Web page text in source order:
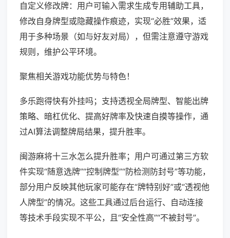
自定义修改牌：用户可输入需求生成专用辅助工具，
修改自身牌型或隐藏操作痕迹，实现“必胜”效果，适
用于多种场景（如与好友对局），但需注意遵守游戏
规则，维护公平环境。
聚焦相关游戏功能优势与特色！
多乐跑得快有外挂吗；支持透视全局牌型、智能出牌
策略、暗杠优化、提高好牌率及快速自摸等操作，通
过AI算法调整牌局结果，提升胜率。
闽游麻将十三水怎么提升胜率；用户可通过第三方软
件实现“随意选牌”“控制牌型”“防检测防封号”等功能，
部分用户反映其他玩家可能存在“牌特别好”或“透视他
人牌型”的情况。这些工具通过后台运行、自动连接
等技术手段实现不平公，且“安全性高”“不被封号”。